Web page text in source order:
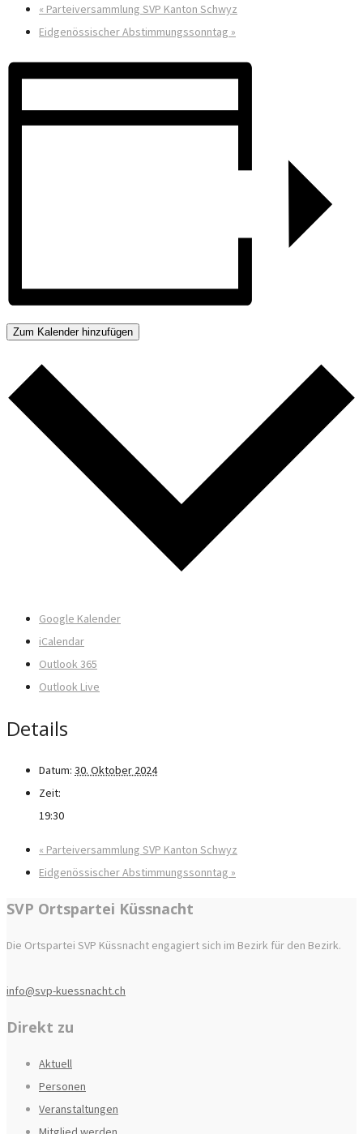
« Parteiversammlung SVP Kanton Schwyz
Eidgenössischer Abstimmungssonntag »
Zum Kalender hinzufügen
Google Kalender
iCalendar
Outlook 365
Outlook Live
Details
Datum: 30. Oktober 2024
Zeit:
19:30
« Parteiversammlung SVP Kanton Schwyz
Eidgenössischer Abstimmungssonntag »
SVP Ortspartei Küssnacht
Die Ortspartei SVP Küssnacht engagiert sich im Bezirk für den Bezirk.
info@svp-kuessnacht.ch
Direkt zu
Aktuell
Personen
Veranstaltungen